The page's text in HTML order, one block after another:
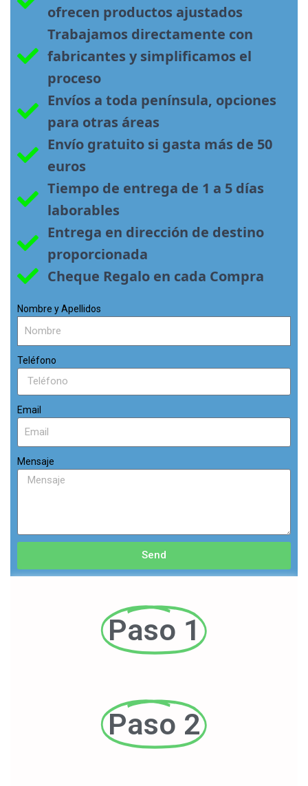
ofrecen productos ajustados
Trabajamos directamente con
fabricantes y simplificamos el
proceso
Envíos a toda península, opciones
para otras áreas
Envío gratuito si gasta más de 50
euros
Tiempo de entrega de 1 a 5 días
laborables
Entrega en dirección de destino
proporcionada
Cheque Regalo en cada Compra
Nombre y Apellidos
Teléfono
Email
Mensaje
Send
Paso 1
Paso 2